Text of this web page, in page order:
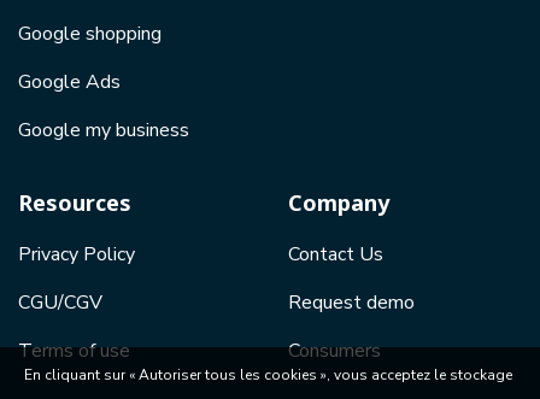
Google shopping
Google Ads
Google my business
Resources
Privacy Policy
CGU/CGV
Terms of use
Company
Contact Us
Request demo
Consumers
En cliquant sur « Autoriser tous les cookies », vous acceptez le stockage